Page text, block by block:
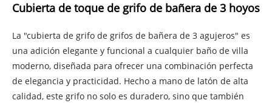
Cubierta de toque de grifo de bañera de 3 hoyos
La "cubierta de grifo de grifos de bañera de 3 agujeros" es
una adición elegante y funcional a cualquier baño de villa
moderno, diseñada para ofrecer una combinación perfecta
de elegancia y practicidad. Hecho a mano de latón de alta
calidad, este grifo no solo es duradero, sino que también